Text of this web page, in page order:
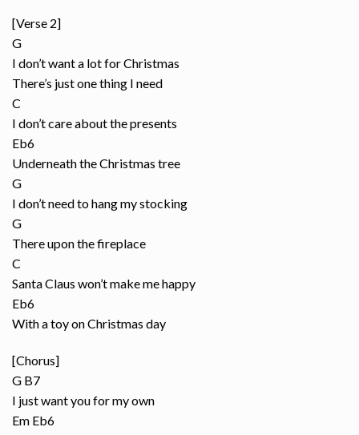
[Verse 2]
G
I don’t want a lot for Christmas
There’s just one thing I need
C
I don’t care about the presents
Eb6
Underneath the Christmas tree
G
I don’t need to hang my stocking
G
There upon the fireplace
C
Santa Claus won’t make me happy
Eb6
With a toy on Christmas day
[Chorus]
G B7
I just want you for my own
Em Eb6